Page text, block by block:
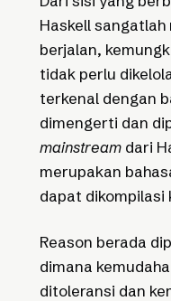
Haskell sangatlah
berjalan,
tidak perlu
terkenal dengan
dimengerti dan
mainstream dari
merupakan
dapat dikompilasi
Reason berada
dimana
ditoleransi dan